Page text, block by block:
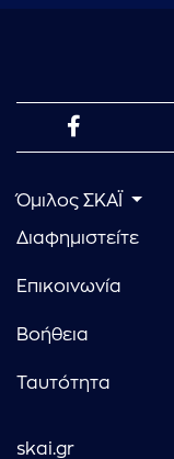
Όμιλος ΣΚΑΪ
Διαφημιστείτε
Επικοινωνία
Βοήθεια
Ταυτότητα
skai.gr